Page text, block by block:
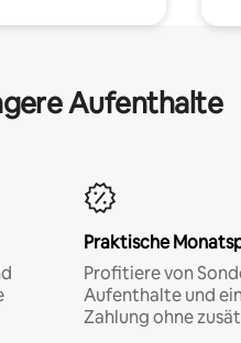
Aufenthalte
Praktische
Profitiere von
Aufenthalte und
Zahlung ohne